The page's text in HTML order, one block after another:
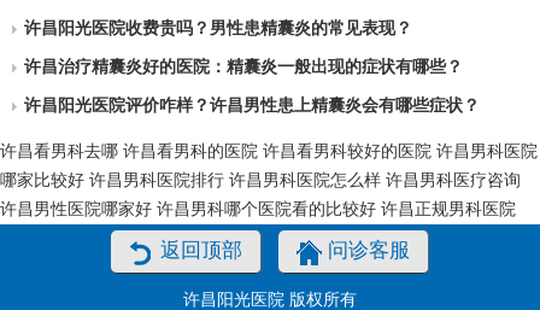
许昌阳光医院收费贵吗？男性患精囊炎的常见表现？
许昌治疗精囊炎好的医院：精囊炎一般出现的症状有哪些？
许昌阳光医院评价咋样？许昌男性患上精囊炎会有哪些症状？
许昌看男科去哪 许昌看男科的医院 许昌看男科较好的医院 许昌男科医院
哪家比较好 许昌男科医院排行 许昌男科医院怎么样 许昌男科医疗咨询
许昌男性医院哪家好 许昌男科哪个医院看的比较好 许昌正规男科医院
返回顶部 问诊客服
许昌阳光医院 版权所有